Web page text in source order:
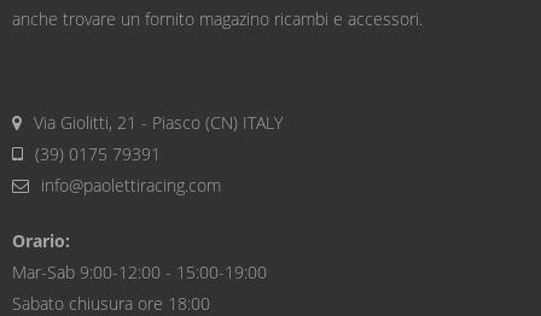
anche trovare un fornito magazino ricambi e accessori.
Via Giolitti, 21 - Piasco (CN) ITALY
(39) 0175 79391
info@paolettiracing.com
Orario:
Mar-Sab 9:00-12:00 - 15:00-19:00
Sabato chiusura ore 18:00